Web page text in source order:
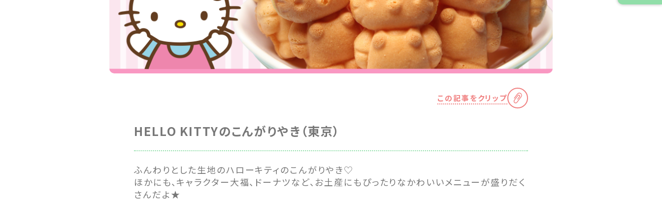
この記事をクリップ
HELLO KITTYのこんがりやき（東京）
ふんわりとした生地のハローキティのこんがりやき♡
ほかにも、キャラクター大福、ドーナツなど、お土産にもぴったりなかわいいメニューが盛りだく
さんだよ★